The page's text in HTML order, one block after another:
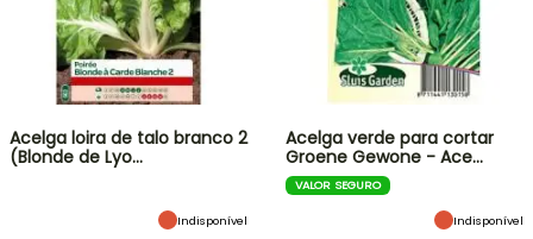
Acelga loira de talo branco 2
(Blonde de Lyo…
Indisponível
Acelga verde para cortar
Groene Gewone - Ace…
VALOR SEGURO
Indisponível